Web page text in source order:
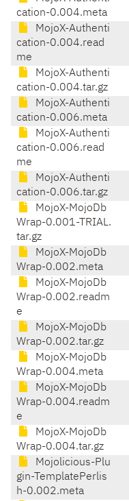
cation-0.004.meta
MojoX-Authenti
cation-0.004.read
me
MojoX-Authenti
cation-0.004.tar.gz
MojoX-Authenti
cation-0.006.meta
MojoX-Authenti
cation-0.006.read
me
MojoX-Authenti
cation-0.006.tar.gz
MojoX-MojoDb
Wrap-0.001-TRIAL.
tar.gz
MojoX-MojoDb
Wrap-0.002.meta
MojoX-MojoDb
Wrap-0.002.readm
e
MojoX-MojoDb
Wrap-0.002.tar.gz
MojoX-MojoDb
Wrap-0.004.meta
MojoX-MojoDb
Wrap-0.004.readm
e
MojoX-MojoDb
Wrap-0.004.tar.gz
Mojolicious-Plu
gin-TemplatePerlis
h-0.002.meta